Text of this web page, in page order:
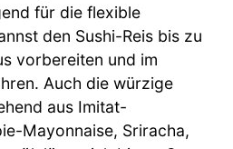
für die flexible
den Sushi-Reis bis zu
vorbereiten und im
Auch die würzige
aus Imitat-
Mayonnaise, Sriracha,